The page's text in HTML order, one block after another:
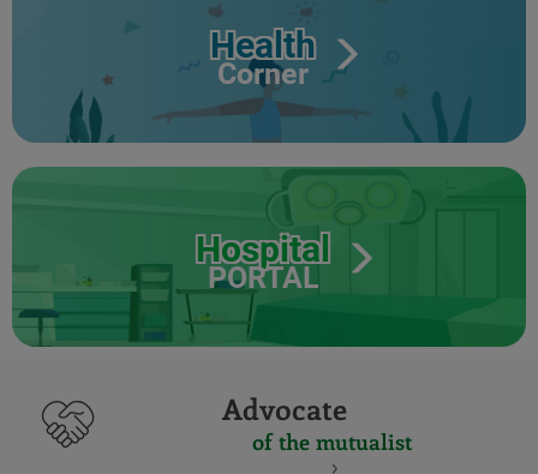
Health
Corner
Hospital
PORTAL
Advocate
of the mutualist